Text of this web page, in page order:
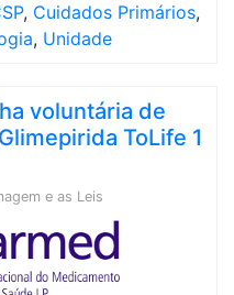
, Cuidados Primários,
, Unidade
voluntária de
ToLife 1
e as Leis